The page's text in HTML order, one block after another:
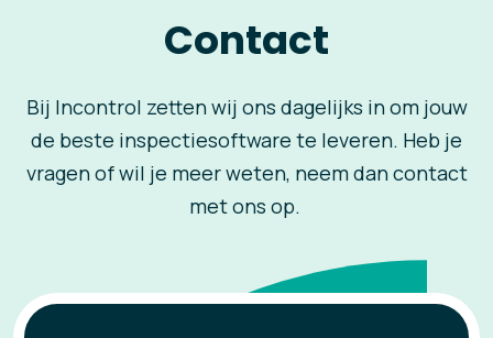
Contact
Bij Incontrol zetten wij ons dagelijks in om jouw
de beste inspectiesoftware te leveren. Heb je
vragen of wil je meer weten, neem dan contact
met ons op.